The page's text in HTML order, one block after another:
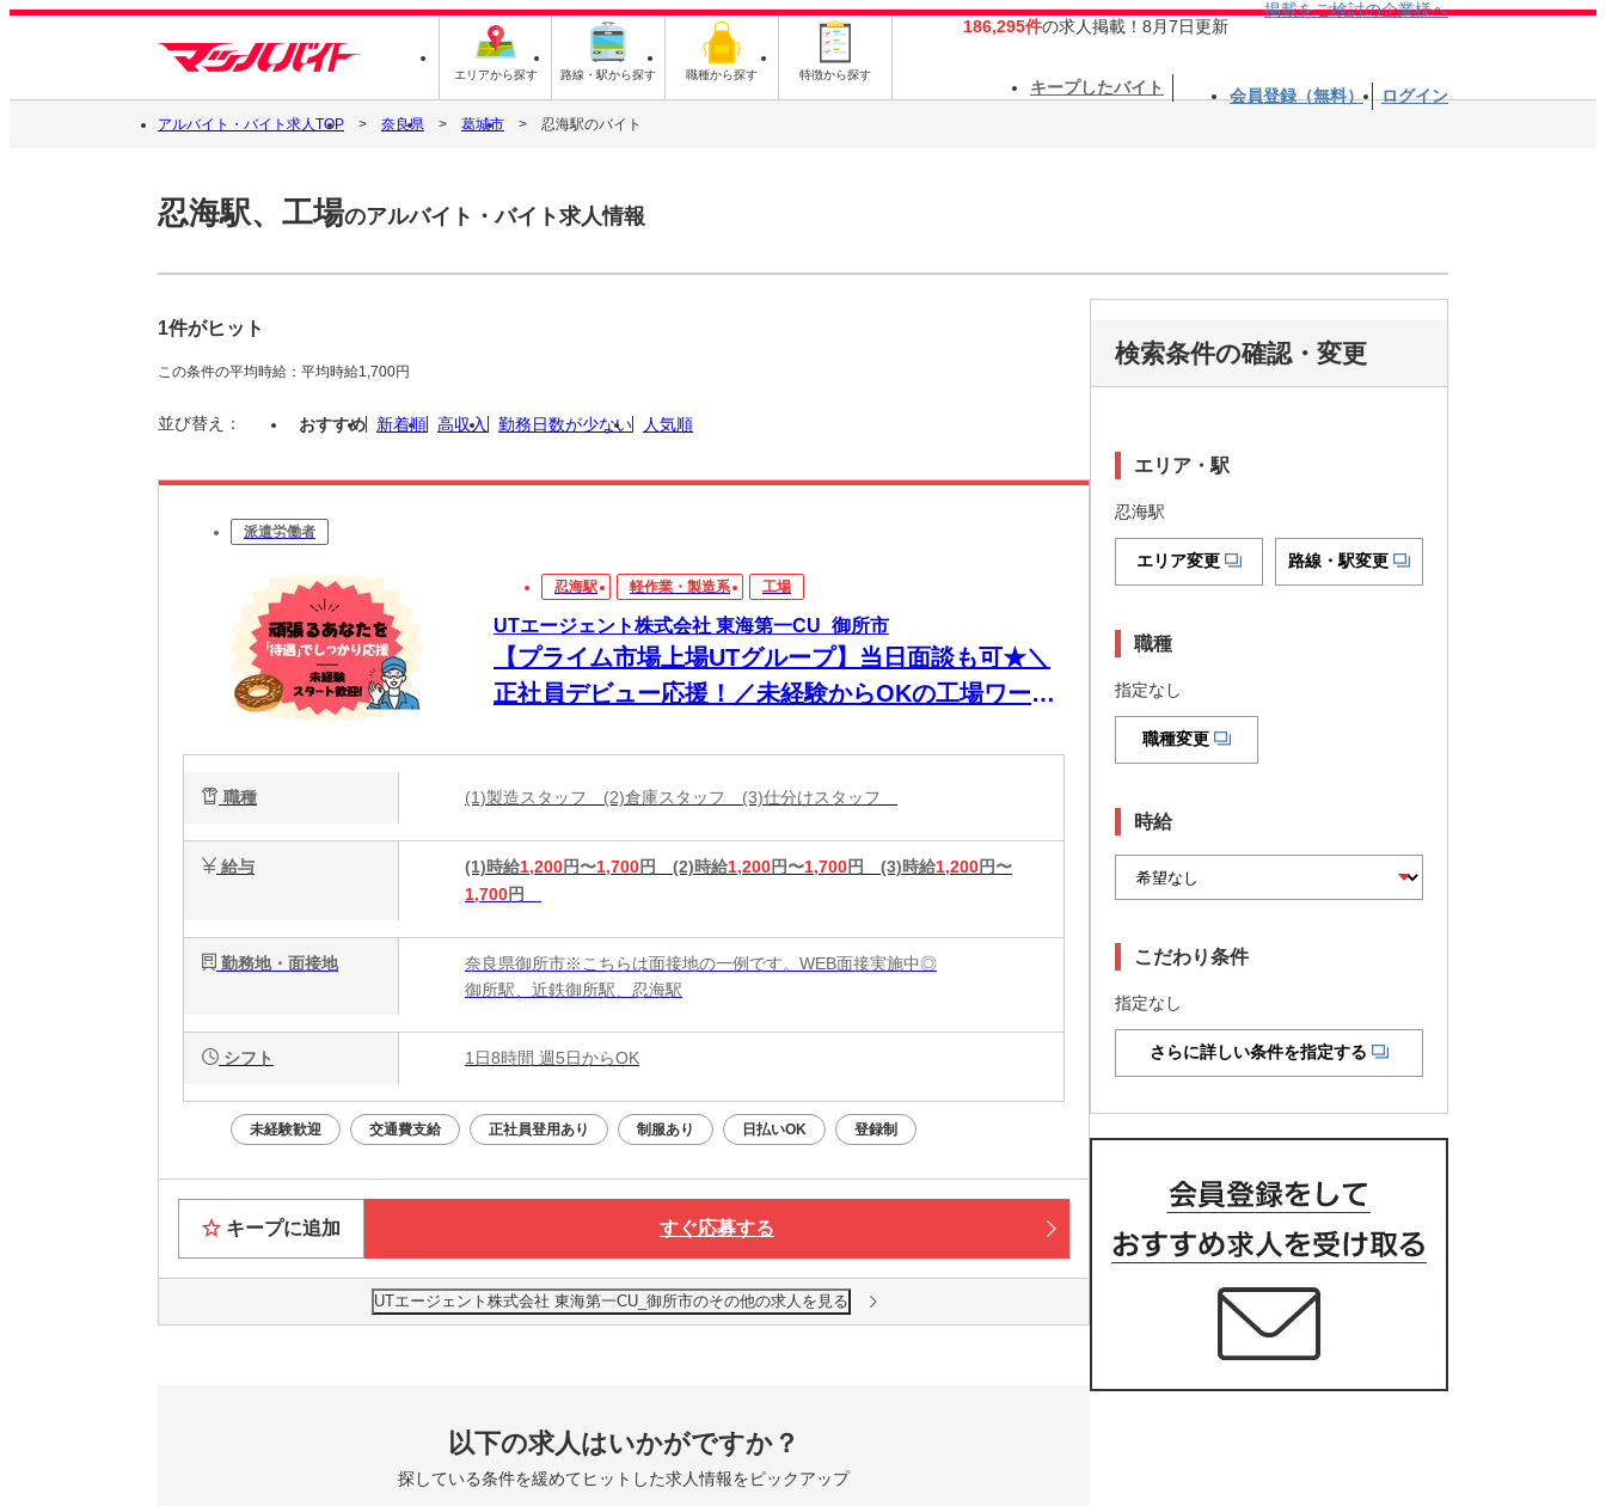
エリアから探す 路線・駅から探す 職種から探す 特徴から探す
186,295件の求人掲載！8月7日更新
掲載をご検討の企業様へ
キープしたバイト 会員登録（無料） ログイン
アルバイト・バイト求人TOP 奈良県 葛城市 忍海駅のバイト
忍海駅、工場のアルバイト・バイト求人情報
1件がヒット
この条件の平均時給：平均時給1,700円
並び替え： おすすめ 新着順 高収入 勤務日数が少ない 人気順
派遣労働者
忍海駅 軽作業・製造系 工場
UTエージェント株式会社 東海第一CU_御所市
【プライム市場上場UTグループ】当日面談も可★＼
正社員デビュー応援！／未経験からOKの工場ワー
職種 (1)製造スタッフ (2)倉庫スタッフ (3)仕分けスタッフ
給与 (1)時給1,200円〜1,700円 (2)時給1,200円〜1,700円 (3)時給1,200円〜
1,700円
勤務地・面接地
奈良県御所市※こちらは面接地の一例です。WEB面接実施中◎
御所駅、近鉄御所駅、忍海駅
シフト 1日8時間 週5日からOK
未経験歓迎 交通費支給 正社員登用あり 制服あり 日払いOK 登録制
キープに追加 すぐ応募する
UTエージェント株式会社 東海第一CU_御所市のその他の求人を見る
以下の求人はいかがですか？
探している条件を緩めてヒットした求人情報をピックアップ
検索条件の確認・変更
エリア・駅
忍海駅
エリア変更 路線・駅変更
職種
指定なし
職種変更
時給
こだわり条件
指定なし
さらに詳しい条件を指定する